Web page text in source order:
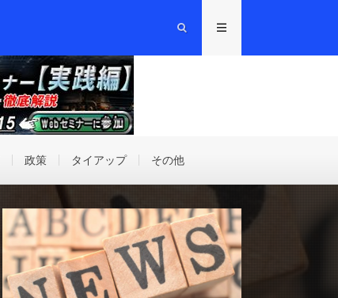
政策 タイアップ その他